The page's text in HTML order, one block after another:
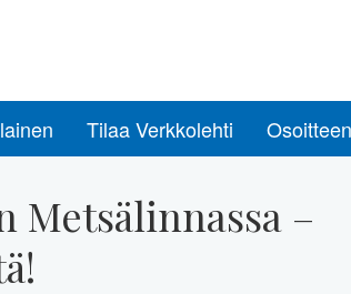
Tilaa Verkkolehti
–